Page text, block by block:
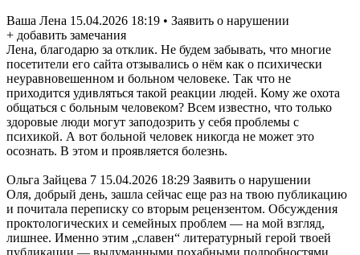
Ваша Лена 15.04.2026 18:19 • Заявить о нарушении
+ добавить замечания
Лена, благодарю за отклик. Не будем забывать, что многие
посетители его сайта отзывались о нём как о психически
неуравновешенном и больном человеке. Так что не
приходится удивляться такой реакции людей. Кому же охота
общаться с больным человеком? Всем известно, что только
здоровые люди могут заподозрить у себя проблемы с
психикой. А вот больной человек никогда не может это
осознать. В этом и проявляется болезнь.
Ольга Зайцева 7 15.04.2026 18:29 Заявить о нарушении
Оля, добрый день, зашла сейчас еще раз на твою публикацию
и почитала переписку со вторым рецензентом. Обсуждения
проктологических и семейных проблем — на мой взгляд,
лишнее. Именно этим „славен“ литературный герой твоей